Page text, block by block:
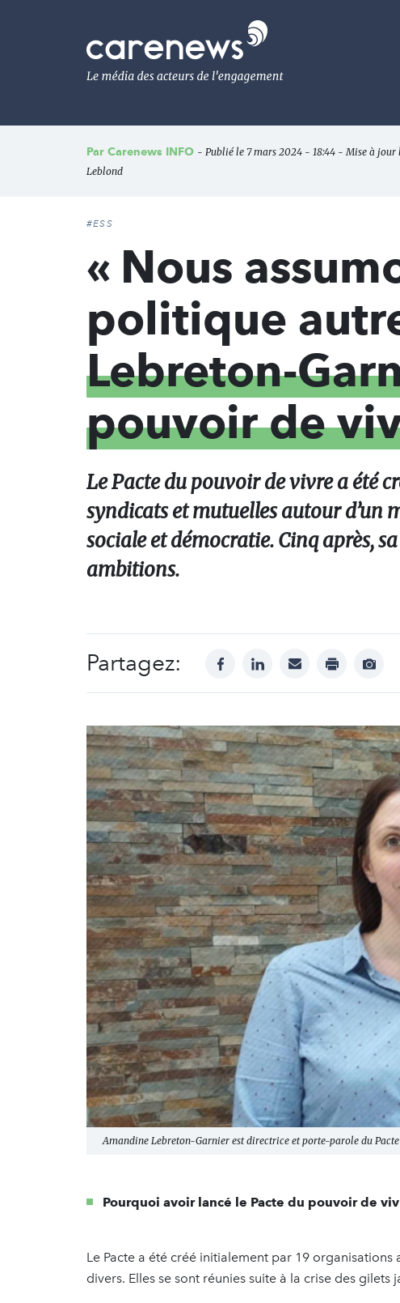
Le
média
de
l'engagement
Par Carenews INFO - Publié le 7 mars 2024 - 18:44 - Mise à
Leblond
#ESS
« Nous
politique
Lebreton-
pouvoir de
Le Pacte du pouvoir de vivre a été
syndicats et mutuelles autour d’un
sociale et démocratie. Cinq après,
ambitions.
Partagez: facebooklinkedinmail print
Amandine Lebreton-Garnier est directrice et porte-parole du
Pourquoi avoir lancé le Pacte du pouvoir de
Le Pacte a été créé initialement par 19
divers. Elles se sont réunies suite à la crise des gilets